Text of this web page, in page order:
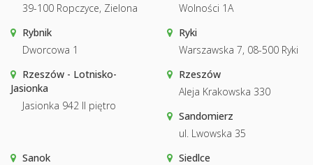
39-100 Ropczyce, Zielona
Wolności 1A
Rybnik
Dworcowa 1
Ryki
Warszawska 7, 08-500 Ryki
Rzeszów - Lotnisko-
Jasionka
Jasionka 942 II piętro
Rzeszów
Aleja Krakowska 330
Sandomierz
ul. Lwowska 35
Sanok
Siedlce